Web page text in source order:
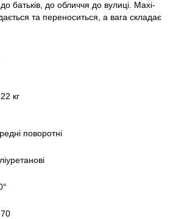
батьків, до обличчя до вулиці. Maxi-
та переноситься, а вага складає
кг
поворотні